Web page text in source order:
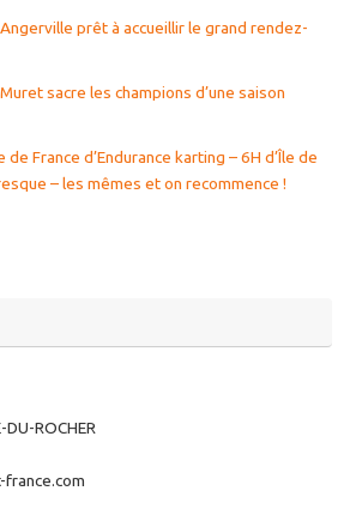
prêt à accueillir le grand rendez-
sacre les champions d’une saison
France d’Endurance karting – 6H d’Île de
– les mêmes et on recommence !
ROCHER